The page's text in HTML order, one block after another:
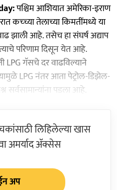
पश्चिम आशियात अमेरिका-इराण
कच्च्या तेलाच्या किमतींमध्ये या
झाली आहे. तसेच हा संघर्ष अद्याप
परिणाम दिसून येत आहे.
LPG गॅसचे दर वाढविल्याने
LPG नंतर आता पेट्रोल-डिझेल-
पडला आहे.
लिहिलेल्या खास
अमर्याद ॲक्सेस
अप